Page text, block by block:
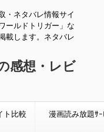
・ネタバレ情報サイ
ールドトリガー」な
載します。ネタバレ
感想・レビ
ト比較 漫画読み放題ｻｰ